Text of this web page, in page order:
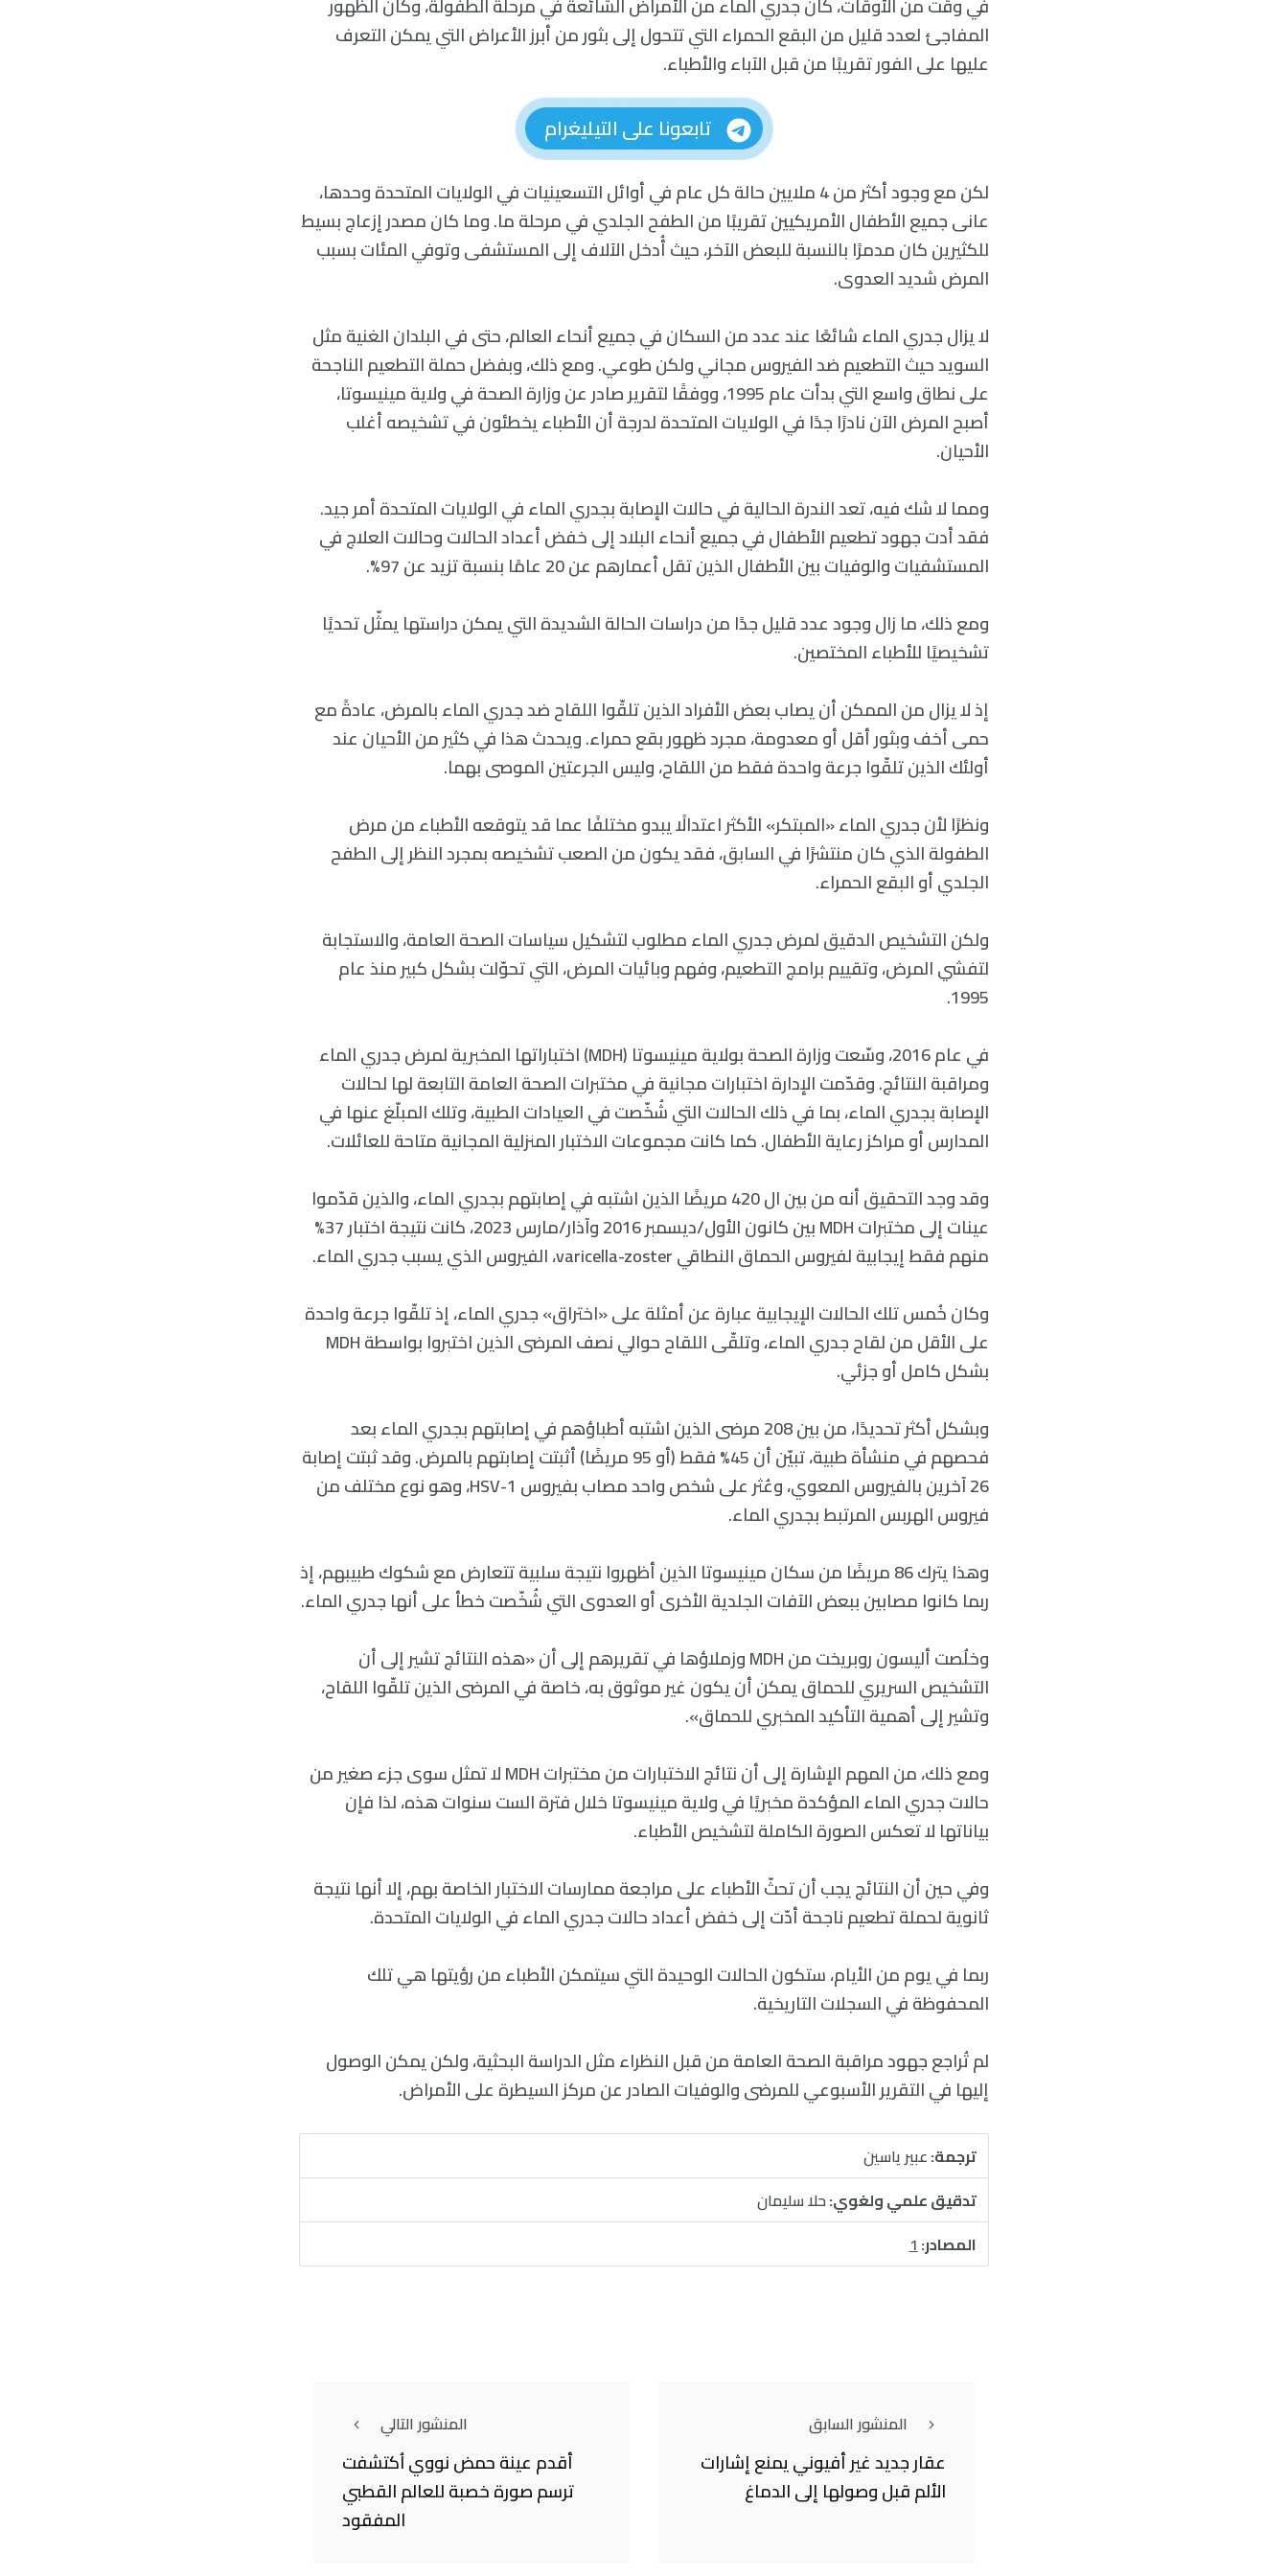
المفاجئ لعدد قليل من البقع الحمراء التي تتحول إلى بثور من أبرز الأعراض التي يمكن التعرف
عليها على الفور تقريبًا من قبل الآباء والأطباء.
تابعونا على التيليغرام
لكن مع وجود أكثر من 4 ملايين حالة كل عام في أوائل التسعينيات في الولايات المتحدة وحدها،
عانى جميع الأطفال الأمريكيين تقريبًا من الطفح الجلدي في مرحلة ما. وما كان مصدر إزعاج بسيط
للكثيرين كان مدمرًا بالنسبة للبعض الآخر، حيث أُدخل الآلاف إلى المستشفى وتوفي المئات بسبب
المرض شديد العدوى.
لا يزال جدري الماء شائعًا عند عدد من السكان في جميع أنحاء العالم، حتى في البلدان الغنية مثل
السويد حيث التطعيم ضد الفيروس مجاني ولكن طوعي. ومع ذلك، وبفضل حملة التطعيم الناجحة
على نطاق واسع التي بدأت عام 1995، ووفقًا لتقرير صادر عن وزارة الصحة في ولاية مينيسوتا،
أصبح المرض الآن نادرًا جدًا في الولايات المتحدة لدرجة أن الأطباء يخطئون في تشخيصه أغلب
الأحيان.
ومما لا شك فيه، تعد الندرة الحالية في حالات الإصابة بجدري الماء في الولايات المتحدة أمر جيد.
فقد أدت جهود تطعيم الأطفال في جميع أنحاء البلاد إلى خفض أعداد الحالات وحالات العلاج في
المستشفيات والوفيات بين الأطفال الذين تقل أعمارهم عن 20 عامًا بنسبة تزيد عن 97%.
ومع ذلك، ما زال وجود عدد قليل جدًا من دراسات الحالة الشديدة التي يمكن دراستها يمثّل تحديًا
تشخيصيًا للأطباء المختصين.
إذ لا يزال من الممكن أن يصاب بعض الأفراد الذين تلقّوا اللقاح ضد جدري الماء بالمرض، عادةً مع
حمى أخف وبثور أقل أو معدومة، مجرد ظهور بقع حمراء. ويحدث هذا في كثير من الأحيان عند
أولئك الذين تلقّوا جرعة واحدة فقط من اللقاح، وليس الجرعتين الموصى بهما.
ونظرًا لأن جدري الماء «المبتكر» الأكثر اعتدالًا يبدو مختلفًا عما قد يتوقعه الأطباء من مرض
الطفولة الذي كان منتشرًا في السابق، فقد يكون من الصعب تشخيصه بمجرد النظر إلى الطفح
الجلدي أو البقع الحمراء.
ولكن التشخيص الدقيق لمرض جدري الماء مطلوب لتشكيل سياسات الصحة العامة، والاستجابة
لتفشي المرض، وتقييم برامج التطعيم، وفهم وبائيات المرض، التي تحوّلت بشكل كبير منذ عام
1995.
في عام 2016، وسّعت وزارة الصحة بولاية مينيسوتا (MDH) اختباراتها المخبرية لمرض جدري الماء
ومراقبة النتائج. وقدّمت الإدارة اختبارات مجانية في مختبرات الصحة العامة التابعة لها لحالات
الإصابة بجدري الماء، بما في ذلك الحالات التي شُخّصت في العيادات الطبية، وتلك المبلّغ عنها في
المدارس أو مراكز رعاية الأطفال. كما كانت مجموعات الاختبار المنزلية المجانية متاحة للعائلات.
وقد وجد التحقيق أنه من بين ال 420 مريضًا الذين اشتبه في إصابتهم بجدري الماء، والذين قدّموا
عينات إلى مختبرات MDH بين كانون الأول/ديسمبر 2016 وآذار/مارس 2023، كانت نتيجة اختبار 37%
منهم فقط إيجابية لفيروس الحماق النطاقي varicella-zoster، الفيروس الذي يسبب جدري الماء.
وكان خُمس تلك الحالات الإيجابية عبارة عن أمثلة على «اختراق» جدري الماء، إذ تلقّوا جرعة واحدة
على الأقل من لقاح جدري الماء، وتلقّى اللقاح حوالي نصف المرضى الذين اختبروا بواسطة MDH
بشكل كامل أو جزئي.
وبشكل أكثر تحديدًا، من بين 208 مرضى الذين اشتبه أطباؤهم في إصابتهم بجدري الماء بعد
فحصهم في منشأة طبية، تبيّن أن 45% فقط (أو 95 مريضًا) أثبتت إصابتهم بالمرض. وقد ثبتت إصابة
26 آخرين بالفيروس المعوي، وعُثر على شخص واحد مصاب بفيروس HSV-1، وهو نوع مختلف من
فيروس الهربس المرتبط بجدري الماء.
وهذا يترك 86 مريضًا من سكان مينيسوتا الذين أظهروا نتيجة سلبية تتعارض مع شكوك طبيبهم، إذ
ربما كانوا مصابين ببعض الآفات الجلدية الأخرى أو العدوى التي شُخّصت خطأ على أنها جدري الماء.
وخلُصت أليسون روبريخت من MDH وزملاؤها في تقريرهم إلى أن «هذه النتائج تشير إلى أن
التشخيص السريري للحماق يمكن أن يكون غير موثوق به، خاصة في المرضى الذين تلقّوا اللقاح،
وتشير إلى أهمية التأكيد المخبري للحماق».
ومع ذلك، من المهم الإشارة إلى أن نتائج الاختبارات من مختبرات MDH لا تمثل سوى جزء صغير من
حالات جدري الماء المؤكدة مخبريًا في ولاية مينيسوتا خلال فترة الست سنوات هذه، لذا فإن
بياناتها لا تعكس الصورة الكاملة لتشخيص الأطباء.
وفي حين أن النتائج يجب أن تحثّ الأطباء على مراجعة ممارسات الاختبار الخاصة بهم، إلا أنها نتيجة
ثانوية لحملة تطعيم ناجحة أدّت إلى خفض أعداد حالات جدري الماء في الولايات المتحدة.
ربما في يوم من الأيام، ستكون الحالات الوحيدة التي سيتمكن الأطباء من رؤيتها هي تلك
المحفوظة في السجلات التاريخية.
لم تُراجع جهود مراقبة الصحة العامة من قبل النظراء مثل الدراسة البحثية، ولكن يمكن الوصول
إليها في التقرير الأسبوعي للمرضى والوفيات الصادر عن مركز السيطرة على الأمراض.
ترجمة:عبير ياسين
تدقيق علمي ولغوي:حلا سليمان
المصادر:1
المنشور السابق
عقار جديد غير أفيوني يمنع إشارات
الألم قبل وصولها إلى الدماغ
المنشور التالي
أقدم عينة حمض نووي اُكتشفت
ترسم صورة خصبة للعالم القطبي
المفقود